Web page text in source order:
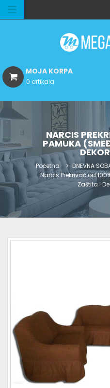
MOJA KORPA
0 artikala
NARCIS
PAMUKA
Početna DNEVNA
Narcis Prekrivač od
Zaštita i